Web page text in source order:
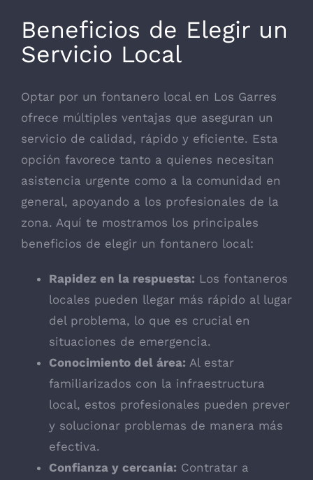
Beneficios de Elegir un
Servicio Local
Optar por un fontanero local en Los Garres
ofrece múltiples ventajas que aseguran un
servicio de calidad, rápido y eficiente. Esta
opción favorece tanto a quienes necesitan
asistencia urgente como a la comunidad en
general, apoyando a los profesionales de la
zona. Aquí te mostramos los principales
beneficios de elegir un fontanero local:
Rapidez en la respuesta: Los fontaneros
locales pueden llegar más rápido al lugar
del problema, lo que es crucial en
situaciones de emergencia.
Conocimiento del área: Al estar
familiarizados con la infraestructura
local, estos profesionales pueden prever
y solucionar problemas de manera más
efectiva.
Confianza y cercanía: Contratar a